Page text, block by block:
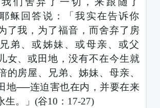
稣回答说：「我实在告诉你
了我，为了福音，而舍弃了房
弟、或姊妹、或母亲、或父
女、或田地，没有不在今生就
的房屋、兄弟、姊妹、母亲、
地──连迫害也在内，并要在来
生。」(谷10：17-27)